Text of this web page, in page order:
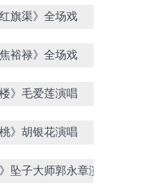
旗渠》全场戏
裕禄》全场戏
》毛爱莲演唱
》胡银花演唱
坠子大师郭永章演唱